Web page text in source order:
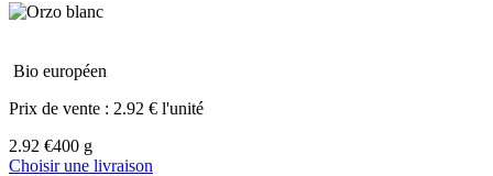
Bio européen
Prix de vente : 2.92 € l'unité
2.92 €400 g
Choisir une livraison